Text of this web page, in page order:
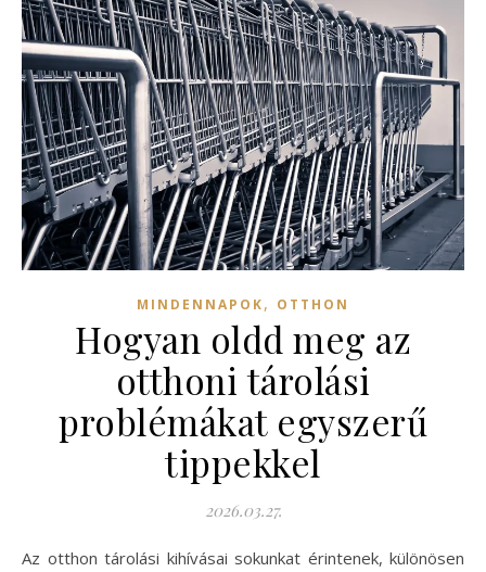
MINDENNAPOK, OTTHON
Hogyan oldd meg az
otthoni tárolási
problémákat egyszerű
tippekkel
2026.03.27.
Az otthon tárolási kihívásai sokunkat érintenek, különösen